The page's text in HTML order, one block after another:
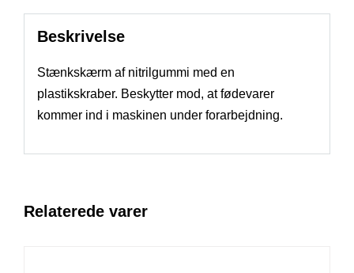
Beskrivelse
Stænkskærm af nitrilgummi med en
plastikskraber. Beskytter mod, at fødevarer
kommer ind i maskinen under forarbejdning.
Relaterede varer